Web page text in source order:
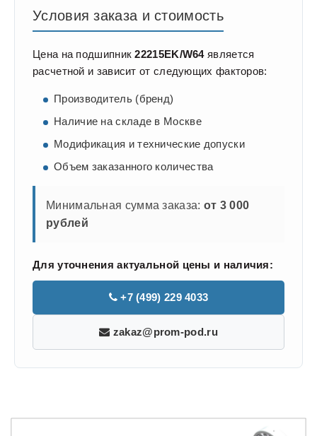
Условия заказа и стоимость
Цена на подшипник22215EK/W64является
расчетной и зависит от следующих факторов:
Производитель (бренд)
Наличие на складе в Москве
Модификация и технические допуски
Объем заказанного количества
Минимальная сумма заказа: от 3 000
рублей
Для уточнения актуальной цены и наличия:
+7 (499) 229 4033
zakaz@prom-pod.ru